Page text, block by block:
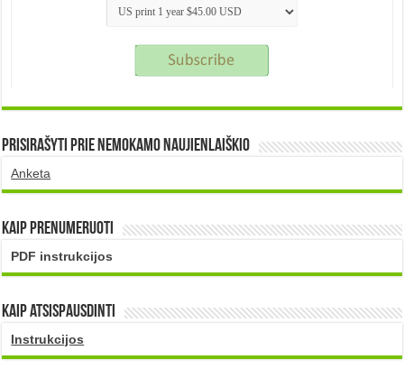
Prisirašyti prie nemokamo naujienlaiškio
Anketa
Kaip prenumeruoti
PDF instrukcijos
Kaip atsispausdinti
Instrukcijos